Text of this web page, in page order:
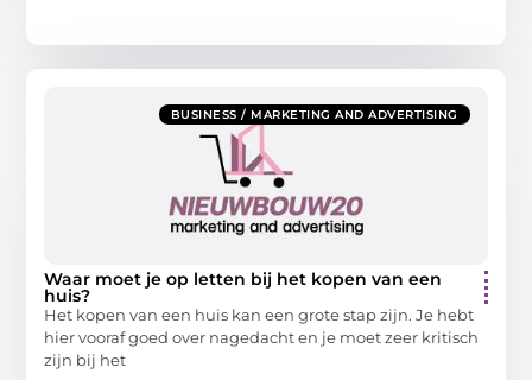
BUSINESS / MARKETING AND ADVERTISING
Waar moet je op letten bij het kopen van een
huis?
Het kopen van een huis kan een grote stap zijn. Je hebt
hier vooraf goed over nagedacht en je moet zeer kritisch
zijn bij het